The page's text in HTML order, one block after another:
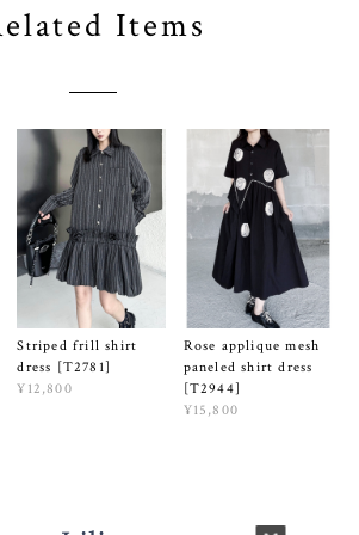
Items
Striped frill shirt
dress [T2781]
¥12,800
Rose applique mesh
paneled shirt dress
[T2944]
¥15,800